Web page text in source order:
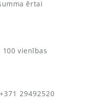
ērtai
100 vienības
+371 29492520